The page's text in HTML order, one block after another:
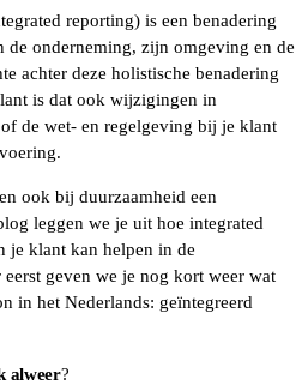
reporting) is een benadering
de onderneming, zijn omgeving en de
achter deze holistische benadering
is dat ook wijzigingen in
de wet- en regelgeving bij je klant
ook bij duurzaamheid een
leggen we je uit hoe integrated
je klant kan helpen in de
geven we je nog kort weer wat
in het Nederlands: geïntegreerd
alweer?